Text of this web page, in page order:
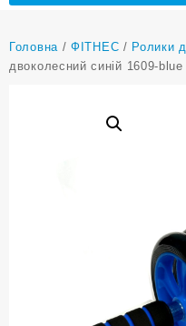
Головна /ФІТНЕС / Ролики
двоколесний синій 1609-blue